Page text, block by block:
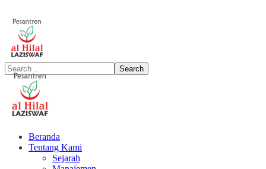
Beranda
Tentang Kami
Sejarah